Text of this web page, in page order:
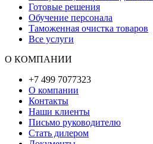
Готовые решения
Обучение персонала
Таможенная очистка товаров
Все услуги
О КОМПАНИИ
+7 499 7077323
О компании
Контакты
Наши клиенты
Письмо руководителю
Стать дилером